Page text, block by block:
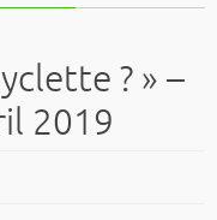
? » –
2019